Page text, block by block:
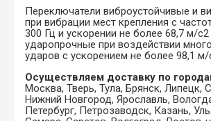
Переключатели виброустойчивые и
при вибрации мест крепления с
300 Гц и ускорении не более 68,7 м/с2
ударопрочные при воздействии
ударов с ускорением не более 98,1 м/
Осуществляем доставку по
Москва, Тверь, Тула, Брянск, Липецк,
Нижний Новгород, Ярославль,
Петербург, Петрозаводск, Казань,